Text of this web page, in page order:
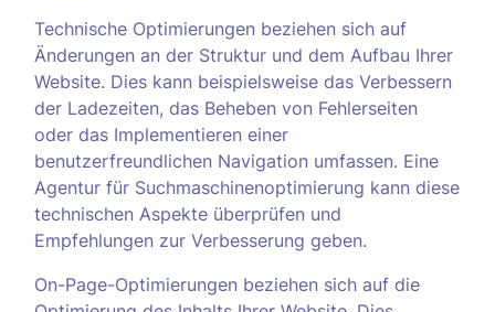
Technische Optimierungen beziehen sich auf
Änderungen an der Struktur und dem Aufbau Ihrer
Website. Dies kann beispielsweise das Verbessern
der Ladezeiten, das Beheben von Fehlerseiten
oder das Implementieren einer
benutzerfreundlichen Navigation umfassen. Eine
Agentur für Suchmaschinenoptimierung kann diese
technischen Aspekte überprüfen und
Empfehlungen zur Verbesserung geben.
On-Page-Optimierungen beziehen sich auf die